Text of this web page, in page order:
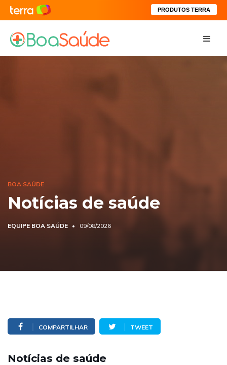
PRODUTOS TERRA
BOA SAÚDE
Notícias de saúde
EQUIPE BOA SAÚDE 09/08/2026
COMPARTILHAR TWEET
Notícias de saúde